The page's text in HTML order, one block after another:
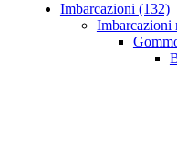
Imbarcazioni (132)
Imbarcazioni